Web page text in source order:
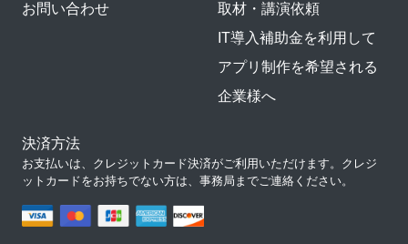
お問い合わせ
取材・講演依頼
IT導入補助金を利用して
アプリ制作を希望される
企業様へ
決済方法
お支払いは、クレジットカード決済がご利用いただけます。クレジ
ットカードをお持ちでない方は、事務局までご連絡ください。